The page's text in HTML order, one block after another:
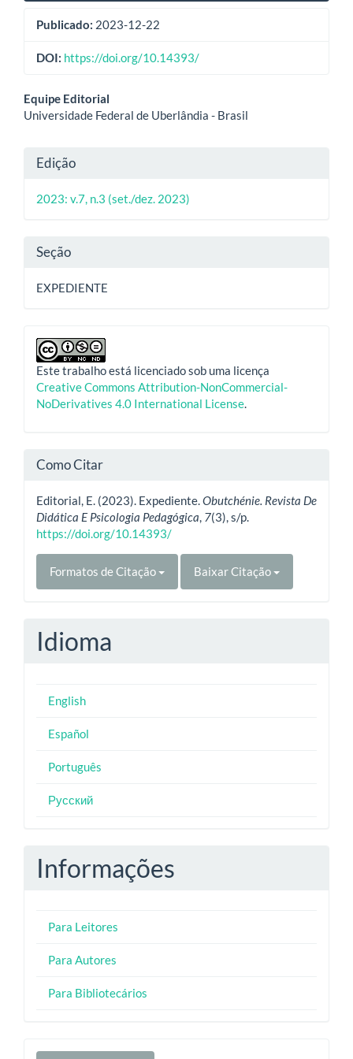
Publicado: 2023-12-22
DOI: https://doi.org/10.14393/
Conteúdo
artigo
principal
Equipe Editorial
Universidade Federal de Uberlândia - Brasil
Detalhes
do
artigo
Edição
2023: v.7, n.3 (set./dez. 2023)
Seção
EXPEDIENTE
Este trabalho está licenciado sob uma licença
Creative Commons Attribution-NonCommercial-
NoDerivatives 4.0 International License.
Como Citar
Editorial, E. (2023). Expediente.Obutchénie. Revista De
Didática E Psicologia Pedagógica, 7(3), s/p.
https://doi.org/10.14393/
Formatos de Citação Baixar Citação
Idioma
English
Español
Português
Русский
Informações
Para Leitores
Para Autores
Para Bibliotecários
Enviar